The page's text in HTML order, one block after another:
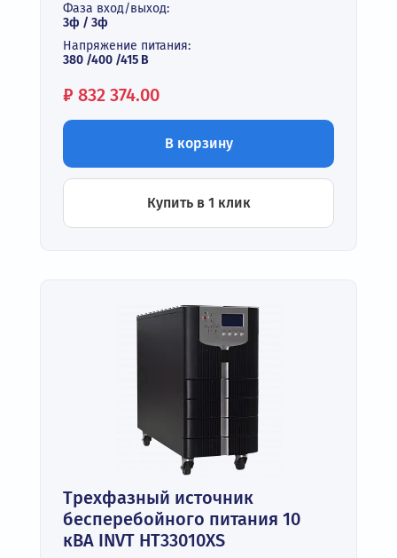
Фаза вход/выход:
3ф / 3ф
Напряжение питания:
380 /400 /415 В
Цена:
₽ 832 374.00
В корзину
Купить в 1 клик
Трехфазный источник
бесперебойного питания 10
кВА INVT HT33010XS